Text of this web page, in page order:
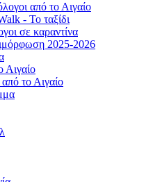
από το Αιγαίο
- Το ταξίδι
σε καραντίνα
2025-2026
Αιγαίο
το Αιγαίο